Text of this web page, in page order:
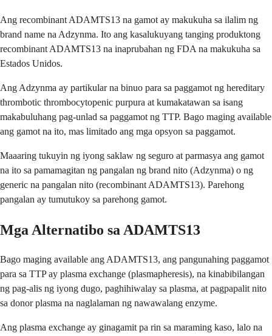
Ang recombinant ADAMTS13 na gamot ay makukuha sa ilalim ng
brand name na Adzynma. Ito ang kasalukuyang tanging produktong
recombinant ADAMTS13 na inaprubahan ng FDA na makukuha sa
Estados Unidos.
Ang Adzynma ay partikular na binuo para sa paggamot ng hereditary
thrombotic thrombocytopenic purpura at kumakatawan sa isang
makabuluhang pag-unlad sa paggamot ng TTP. Bago maging available
ang gamot na ito, mas limitado ang mga opsyon sa paggamot.
Maaaring tukuyin ng iyong saklaw ng seguro at parmasya ang gamot
na ito sa pamamagitan ng pangalan ng brand nito (Adzynma) o ng
generic na pangalan nito (recombinant ADAMTS13). Parehong
pangalan ay tumutukoy sa parehong gamot.
Mga Alternatibo sa ADAMTS13
Bago maging available ang ADAMTS13, ang pangunahing paggamot
para sa TTP ay plasma exchange (plasmapheresis), na kinabibilangan
ng pag-alis ng iyong dugo, paghihiwalay sa plasma, at pagpapalit nito
sa donor plasma na naglalaman ng nawawalang enzyme.
Ang plasma exchange ay ginagamit pa rin sa maraming kaso, lalo na